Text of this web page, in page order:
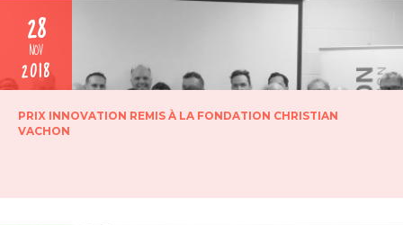
28
NOV
2018
PRIX INNOVATION REMIS À LA FONDATION CHRISTIAN
VACHON